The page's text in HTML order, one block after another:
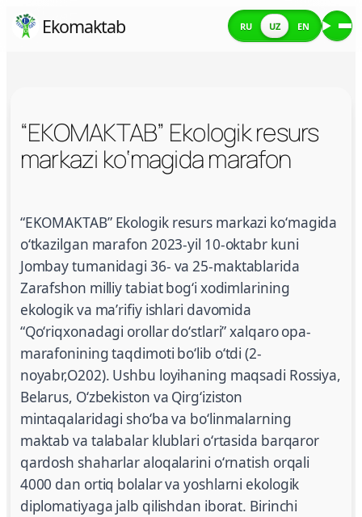
Skip Ekomaktab RU UZ EN
“EKOMAKTAB” Ekologik resurs
markazi ko‘magida marafon
“EKOMAKTAB” Ekologik resurs markazi koʻmagida
oʻtkazilgan marafon 2023-yil 10-oktabr kuni
Jombay tumanidagi 36- va 25-maktablarida
Zarafshon milliy tabiat bogʻi xodimlarining
ekologik va maʼrifiy ishlari davomida
“Qoʻriqxonadagi orollar doʻstlari” xalqaro opa-
marafonining taqdimoti boʻlib oʻtdi (2-
noyabr,O202). Ushbu loyihaning maqsadi Rossiya,
Belarus, Oʻzbekiston va Qirgʻiziston
mintaqalaridagi shoʻba va boʻlinmalarning
maktab va talabalar klublari oʻrtasida barqaror
qardosh shaharlar aloqalarini oʻrnatish orqali
4000 dan ortiq bolalar va yoshlarni ekologik
diplomatiyaga jalb qilishdan iborat. Birinchi